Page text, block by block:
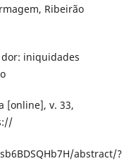
Ribeirão
dor: iniquidades
[online], v. 33,
abstract/?